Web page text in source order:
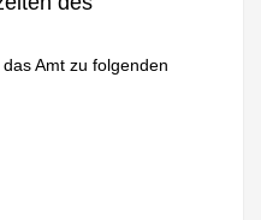
Amt zu folgenden